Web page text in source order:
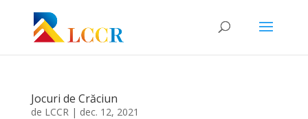
Jocuri de Crăciun
de LCCR| dec. 12, 2021